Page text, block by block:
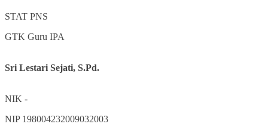
STAT PNS
GTK Guru IPA
Sri Lestari Sejati, S.Pd.
NIK -
NIP 198004232009032003